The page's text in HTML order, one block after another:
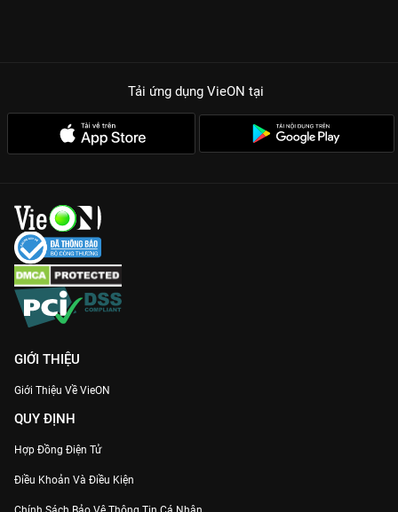
Tải ứng dụng VieON tại
GIỚI THIỆU
Giới Thiệu Về VieON
QUY ĐỊNH
Hợp Đồng Điện Tử
Điều Khoản Và Điều Kiện